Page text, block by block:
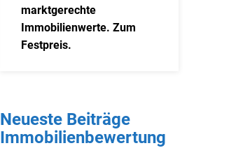
marktgerechte
Immobilienwerte. Zum
Festpreis.
Neueste Beiträge
Immobilienbewertung